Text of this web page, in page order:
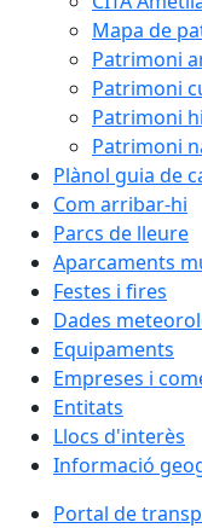
Mapa de
Patrimoni
Patrimoni
Patrimoni
Patrimoni
Plànol guia de
Com arribar-hi
Parcs de lleure
Aparcaments
Festes i fires
Dades
Equipaments
Empreses i
Entitats
Llocs d'interès
Informació
Portal de